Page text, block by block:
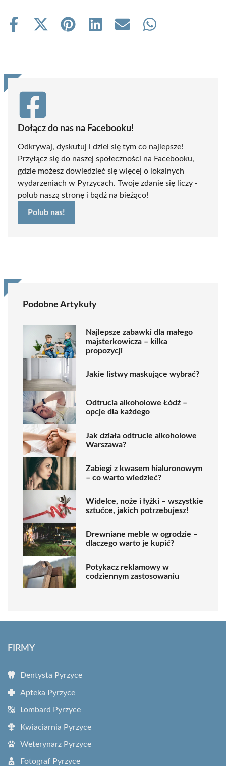
Share
Share
(Twitter)
Share
Share
Share
Share
Dołącz do nas na Facebooku!
Odkrywaj, dyskutuj i dziel się tym co najlepsze!
Przyłącz się do naszej społeczności na Facebooku,
gdzie możesz dowiedzieć się więcej o lokalnych
wydarzeniach w Pyrzycach. Twoje zdanie się liczy -
polub naszą stronę i bądź na bieżąco!
Polub nas!
Podobne Artykuły
Najlepsze zabawki dla małego
majsterkowicza – kilka
propozycji
Jakie listwy maskujące wybrać?
Odtrucia alkoholowe Łódź –
opcje dla każdego
Jak działa odtrucie alkoholowe
Warszawa?
Zabiegi z kwasem hialuronowym
– co warto wiedzieć?
Widelce, noże i łyżki – wszystkie
sztućce, jakich potrzebujesz!
Drewniane meble w ogrodzie –
dlaczego warto je kupić?
Potykacz reklamowy w
codziennym zastosowaniu
FIRMY
Dentysta Pyrzyce
Apteka Pyrzyce
Lombard Pyrzyce
Kwiaciarnia Pyrzyce
Weterynarz Pyrzyce
Fotograf Pyrzyce